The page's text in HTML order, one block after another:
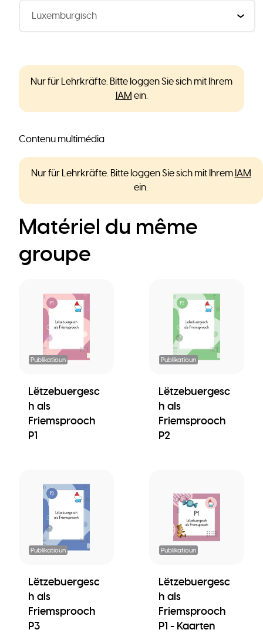
Nur für Lehrkräfte. Bitte loggen Sie sich mit Ihrem
IAM ein.
Contenu multimédia
Nur für Lehrkräfte. Bitte loggen Sie sich mit Ihrem IAM
ein.
Matériel du même
groupe
Publikatioun
Lëtzebuergesc
h als
Friemsprooch
P1
Publikatioun
Lëtzebuergesc
h als
Friemsprooch
P2
Publikatioun
Lëtzebuergesc
h als
Friemsprooch
P3
Publikatioun
Lëtzebuergesc
h als
Friemsprooch
P1 - Kaarten